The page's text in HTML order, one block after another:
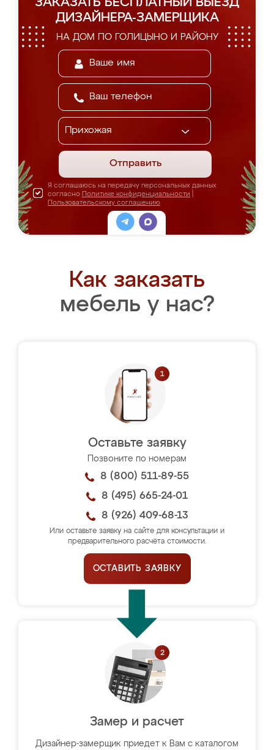
ЗАКАЗАТЬ БЕСПЛАТНЫЙ ВЫЕЗД
ДИЗАЙНЕРА-ЗАМЕРЩИКА
НА ДОМ ПО ГОЛИЦЫНО И РАЙОНУ
Отправить
Я соглашаюсь на передачу персональных данных
согласно Политике конфиденциальности
Пользовательскому соглашению
Как заказать
мебель у нас?
Оставьте заявку
Позвоните по номерам
8 (800) 511-89-55
8 (495) 665-24-01
8 (926) 409-68-13
Или оставьте заявку на сайте для консультации и
предварительного расчёта стоимости.
ОСТАВИТЬ ЗАЯВКУ
Замер и расчет
Дизайнер-замерщик приедет к Вам с каталогом